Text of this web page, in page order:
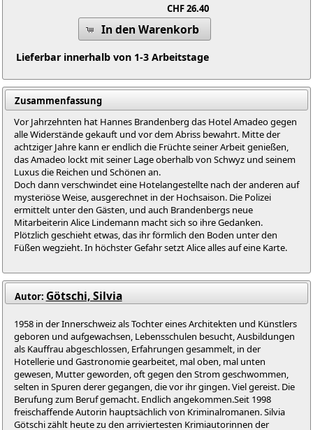
CHF 26.40
In den Warenkorb
Lieferbar innerhalb von 1-3 Arbeitstage
Zusammenfassung
Vor Jahrzehnten hat Hannes Brandenberg das Hotel Amadeo gegen
alle Widerstände gekauft und vor dem Abriss bewahrt. Mitte der
achtziger Jahre kann er endlich die Früchte seiner Arbeit genießen,
das Amadeo lockt mit seiner Lage oberhalb von Schwyz und seinem
Luxus die Reichen und Schönen an.
Doch dann verschwindet eine Hotelangestellte nach der anderen auf
mysteriöse Weise, ausgerechnet in der Hochsaison. Die Polizei
ermittelt unter den Gästen, und auch Brandenbergs neue
Mitarbeiterin Alice Lindemann macht sich so ihre Gedanken.
Plötzlich geschieht etwas, das ihr förmlich den Boden unter den
Füßen wegzieht. In höchster Gefahr setzt Alice alles auf eine Karte.
Autor: Götschi, Silvia
1958 in der Innerschweiz als Tochter eines Architekten und Künstlers
geboren und aufgewachsen, Lebensschulen besucht, Ausbildungen
als Kauffrau abgeschlossen, Erfahrungen gesammelt, in der
Hotellerie und Gastronomie gearbeitet, mal oben, mal unten
gewesen, Mutter geworden, oft gegen den Strom geschwommen,
selten in Spuren derer gegangen, die vor ihr gingen. Viel gereist. Die
Berufung zum Beruf gemacht. Endlich angekommen.Seit 1998
freischaffende Autorin hauptsächlich von Kriminalromanen. Silvia
Götschi zählt heute zu den arriviertesten Krimiautorinnen der